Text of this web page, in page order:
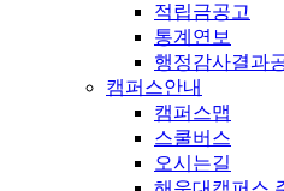
적립금공고
통계연보
행정감사결과
캠퍼스안내
캠퍼스맵
스쿨버스
오시는길